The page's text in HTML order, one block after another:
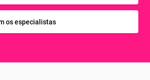
os especialistas